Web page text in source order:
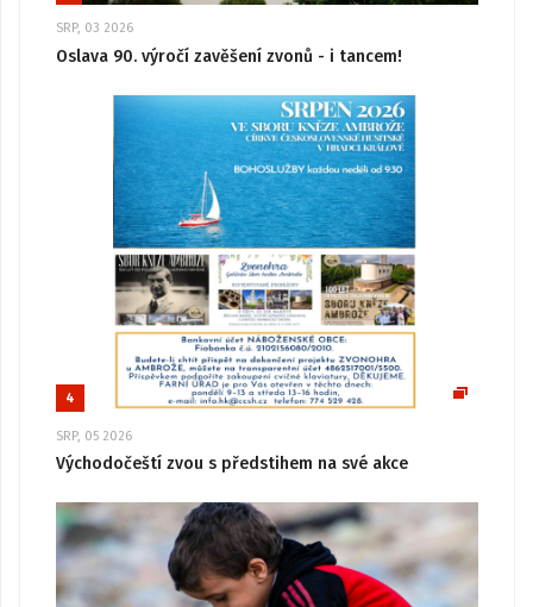
SRP, 03 2026
Oslava 90. výročí zavěšení zvonů - i tancem!
4
SRP, 05 2026
Východočeští zvou s předstihem na své akce